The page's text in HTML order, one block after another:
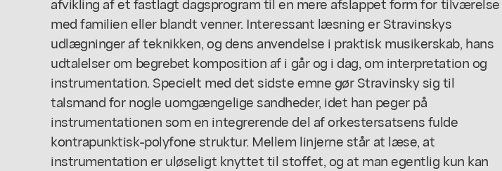
med familien eller blandt venner. Interessant læsning er Stravinskys
udlægninger af teknikken, og dens anvendelse i praktisk musikerskab, hans
udtalelser om begrebet komposition af i går og i dag, om interpretation og
instrumentation. Specielt med det sidste emne gør Stravinsky sig til
talsmand for nogle uomgængelige sandheder, idet han peger på
instrumentationen som en integrerende del af orkestersatsens fulde
kontrapunktisk-polyfone struktur. Mellem linjerne står at læse, at
instrumentation er uløseligt knyttet til stoffet, og at man egentlig kun kan